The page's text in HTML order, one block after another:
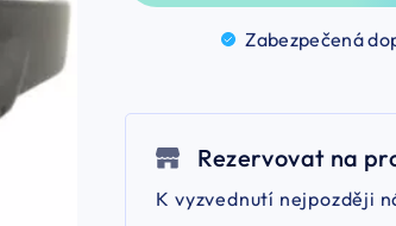
Zabezpečená
Rezervovat na
K vyzvednutí nejpozději